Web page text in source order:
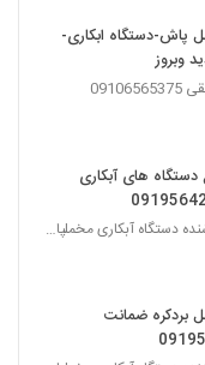
پاش-دستگاه ابکاری-
وبروز
دستگاه های آبکاری
سازنده وفروشنده دستگاه آبکاری مخملپاش هیدروگرافیک
بردکره ضمانت